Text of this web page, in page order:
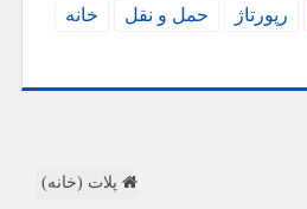
رپورتاژ حمل و نقل
خانه
پلات (خانه)